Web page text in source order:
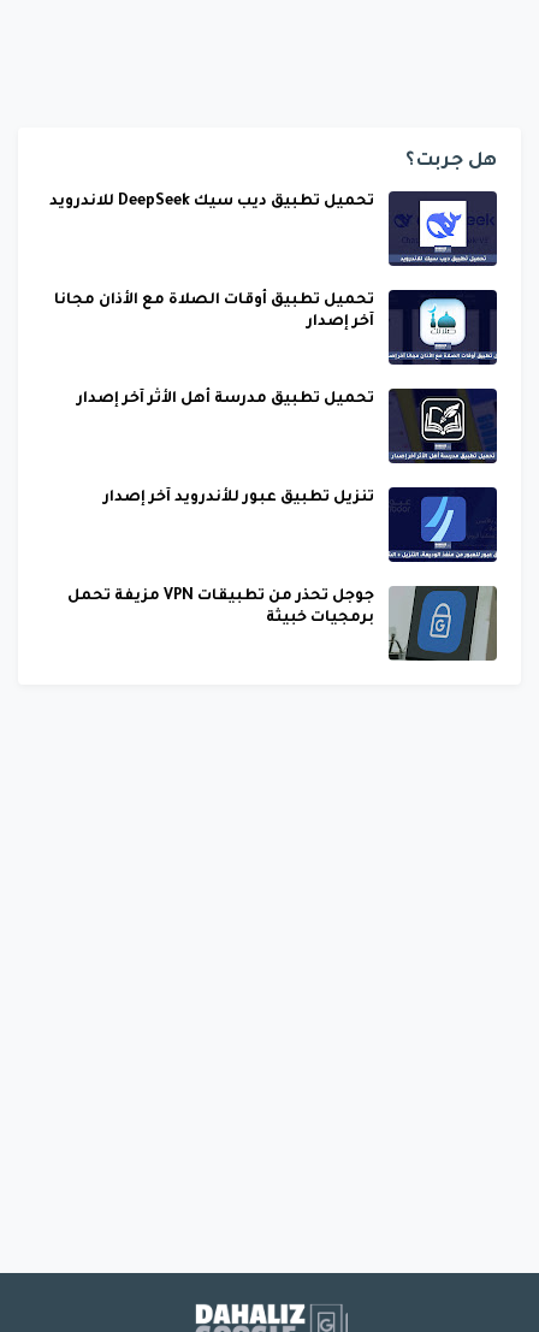
هل جربت؟
تحميل تطبيق ديب سيك DeepSeek للاندرويد
تحميل تطبيق أوقات الصلاة مع الأذان مجانا
آخر إصدار
تحميل تطبيق مدرسة أهل الأثر آخر إصدار
تنزيل تطبيق عبور للأندرويد آخر إصدار
جوجل تحذر من تطبيقات VPN مزيفة تحمل
برمجيات خبيثة